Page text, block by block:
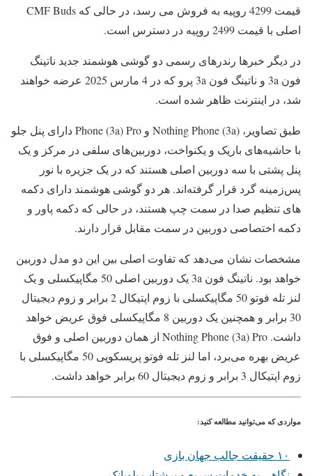
قیمت 4299 روپیه به فروش می رسد، در حالی که CMF Buds
اصلی با قیمت 2499 روپیه در دسترس است.
در دیگر خبرها رندرهای رسمی دو گوشی هوشمند جدید ناتینگ
فون 3a و ناتینگ فون 3a پرو که در 4 مارس 2025 عرضه خواهند
شد، در اینترنت ظاهر شده است.
طبق تصاویر، Nothing Phone (3a) و Phone (3a) Pro دارای پنل جلو
با حاشیه‌های باریک و یکنواخت، دوربین‌های سلفی در مرکز و یک
پنل پشتی با سه دوربین اصلی هستند که در یک جزیره با نور
پس‌زمینه گرد قرار گرفته‌اند. هر دو گوشی هوشمند دارای دکمه
های تنظیم صدا در سمت چپ هستند، در حالی که دکمه پاور و
دکمه اختصاصی دوربین در سمت مقابل قرار دارند.
مشخصات نشان می‌دهد که تفاوت اصلی بین این دو مدل دوربین
خواهد بود. ناتینگ فون 3a یک دوربین اصلی 50 مگاپیکسلی و یک
لنز تله فوتو 50 مگاپیکسلی با زوم اپتیکال 2 برابر و زوم دیجیتال
30 برابر و همچنین یک دوربین 8 مگاپیکسلی فوق عریض خواهد
داشت. Nothing Phone (3a) Pro از همان دوربین اصلی و فوق
عریض بهره می‌برد، اما لنز تله فوتو پریسکوپی 50 مگاپیکسلی با
زوم اپتیکال 3 برابر و زوم دیجیتال 60 برابر خواهد داشت.
مواردی که می‌توانید مطالعه کنید:
۱۰ حقیقت جالب جهان بازی